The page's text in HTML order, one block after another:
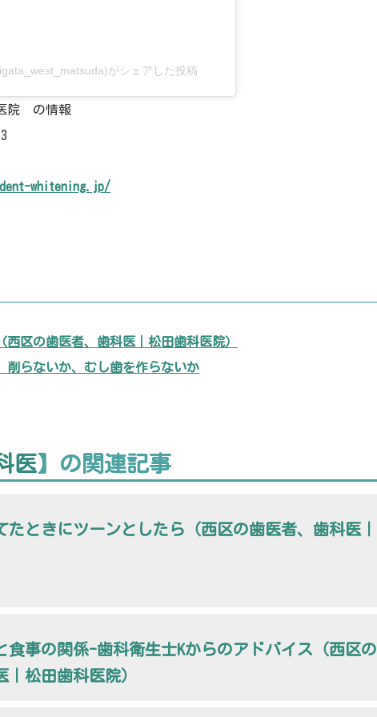
がシェアした投稿
院 の情報
whitening.jp/
区の歯医者、歯科医｜松田歯科医院）
削らないか、むし歯を作らないか
医】の関連記事
たときにツーンとしたら（西区の歯医者、歯科医｜
食事の関係-歯科衛生士Kからのアドバイス（西区の
｜松田歯科医院）